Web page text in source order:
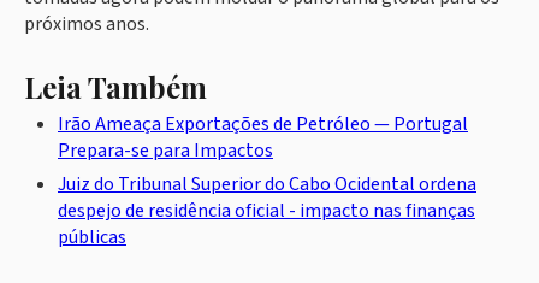
próximos anos.
Leia Também
Irão Ameaça Exportações de Petróleo — Portugal
Prepara-se para Impactos
Juiz do Tribunal Superior do Cabo Ocidental ordena
despejo de residência oficial - impacto nas finanças
públicas